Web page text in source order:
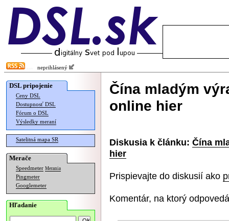
neprihlásený
DSL pripojenie
Ceny DSL
Dostupnosť DSL
Fórum o DSL
Výsledky meraní
Satelitná mapa SR
Merače
Speedmeter Merania
Pingmeter
Googlemeter
Hľadanie
Čína mladým
online hier
Diskusia k článku: Čína
hier
Prispievajte do diskusií ako
Komentár, na ktorý